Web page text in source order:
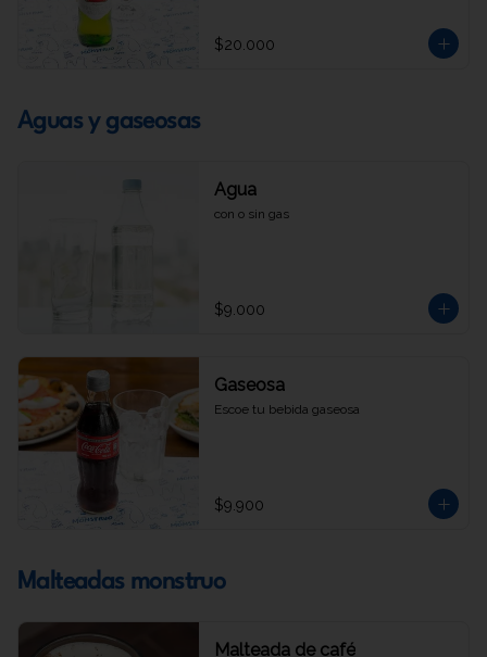
$20.000
Aguas y gaseosas
Agua
con o sin gas
$9.000
Gaseosa
Escoe tu bebida gaseosa
$9.900
Malteadas monstruo
Malteada de café